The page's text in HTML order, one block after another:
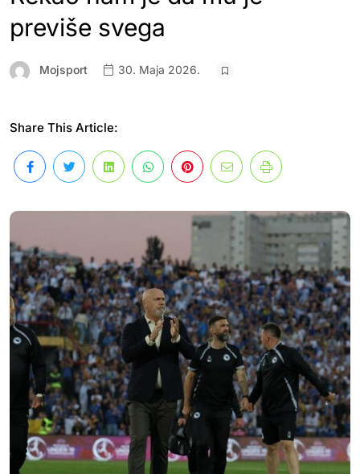
previše svega
Mojsport 30. Maja 2026.
Share This Article: